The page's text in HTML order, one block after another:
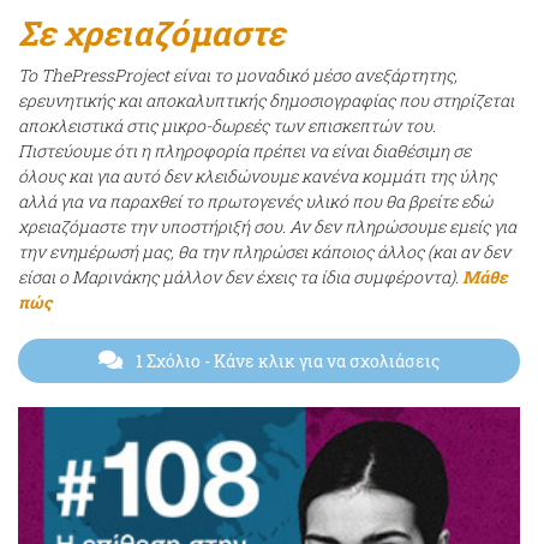
Σε χρειαζόμαστε
Το ThePressProject είναι το μοναδικό μέσο ανεξάρτητης,
ερευνητικής και αποκαλυπτικής δημοσιογραφίας που στηρίζεται
αποκλειστικά στις μικρο-δωρεές των επισκεπτών του.
Πιστεύουμε ότι η πληροφορία πρέπει να είναι διαθέσιμη σε
όλους και για αυτό δεν κλειδώνουμε κανένα κομμάτι της ύλης
αλλά για να παραχθεί το πρωτογενές υλικό που θα βρείτε εδώ
χρειαζόμαστε την υποστήριξή σου. Αν δεν πληρώσουμε εμείς για
την ενημέρωσή μας, θα την πληρώσει κάποιος άλλος (και αν δεν
είσαι ο Μαρινάκης μάλλον δεν έχεις τα ίδια συμφέροντα). Μάθε
πώς
1 Σχόλιο - Κάνε κλικ για να σχολιάσεις